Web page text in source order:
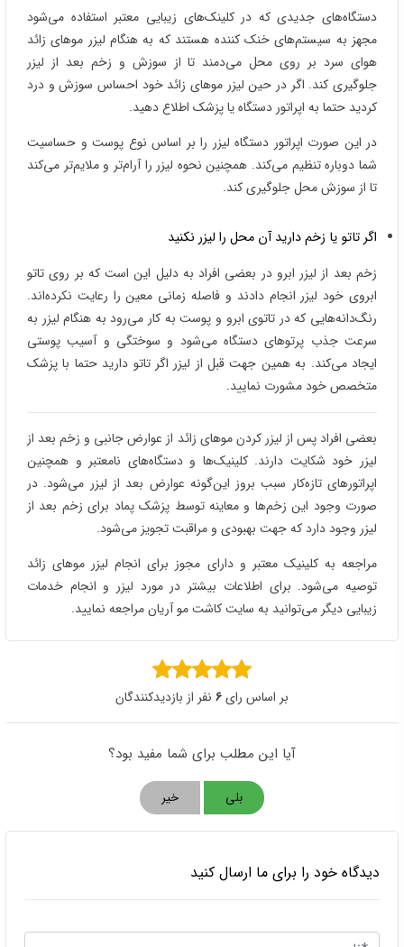
دستگاه‌های جدیدی که در کلینک‌های زیبایی معتبر استفاده می‌شود
مجهز به سیستم‌های خنک کننده هستند که به هنگام لیزر موهای زائد
هوای سرد بر روی محل می‌دمند تا از سوزش و زخم بعد از لیزر
جلوگیری کند. اگر در حین لیزر موهای زائد خود احساس سوزش و درد
کردید حتما به اپراتور دستگاه یا پزشک اطلاع دهید.
در این صورت اپراتور دستگاه لیزر را بر اساس نوع پوست و حساسیت
شما دوباره تنظیم می‌کند. همچنین نحوه لیزر را آرام‌تر و ملایم‌تر می‌کند
تا از سوزش محل جلوگیری کند‌.
اگر تاتو یا زخم دارید آن محل را لیزر نکنید
زخم بعد از لیزر ابرو در بعضی افراد به دلیل این است که بر روی تاتو
ابروی خود لیزر انجام دادند و فاصله زمانی معین را رعایت نکرده‌اند.
رنگ‌دانه‌هایی که در تاتوی ابرو و پوست به کار می‌رود به هنگام لیزر به
سرعت جذب پرتوهای دستگاه‌ می‌شود و سوختگی و آسیب پوستی
ایجاد می‌کند. به همین جهت قبل از لیزر اگر تاتو دارید حتما با پزشک
متخصص خود مشورت نمایید.
بعضی افراد پس از لیزر کردن موهای زائد از عوارض جانبی و زخم بعد از
لیزر خود شکایت دارند. کلینیک‌ها و دستگاه‌های نامعتبر و همچنین
اپراتورهای تازه‌کار سبب بروز این‌گونه عوارض بعد از لیزر می‌شود. در
صورت وجود این زخم‌ها و معاینه توسط پزشک پماد برای زخم بعد از
لیزر وجود دارد که جهت بهبودی و مراقبت تجویز می‌شود.
مراجعه به کلینیک معتبر و دارای مجوز برای انجام لیزر موهای زائد
توصیه می‌شود. برای اطلاعات بیشتر در مورد لیزر و انجام خدمات
زیبایی دیگر می‌توانید به سایت کاشت مو آریان مراجعه نمایید.
بر اساس رای6 نفر از بازدیدکنندگان
آیا این مطلب برای شما مفید بود؟
بلی خیر
دیدگاه خود را برای ما ارسال کنید